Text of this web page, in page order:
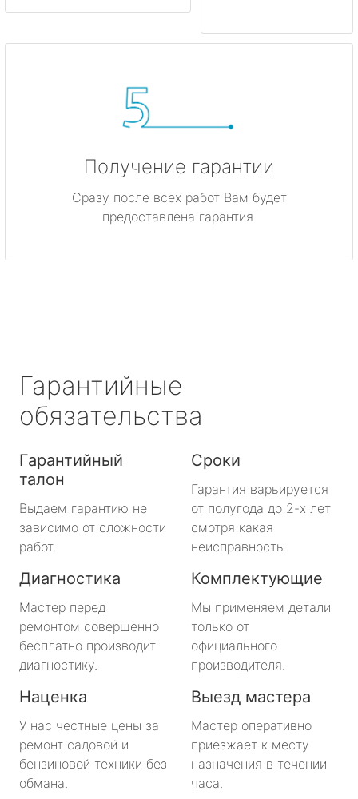
Получение гарантии
Сразу после всех работ Вам будет
предоставлена гарантия.
Гарантийные
обязательства
Гарантийный
талон
Выдаем гарантию не
зависимо от сложности
работ.
Сроки
Гарантия варьируется
от полугода до 2-х лет
смотря какая
неисправность.
Диагностика
Мастер перед
ремонтом совершенно
бесплатно производит
диагностику.
Комплектующие
Мы применяем детали
только от
официального
производителя.
Наценка
У нас честные цены за
ремонт садовой и
бензиновой техники без
обмана.
Выезд мастера
Мастер оперативно
приезжает к месту
назначения в течении
часа.